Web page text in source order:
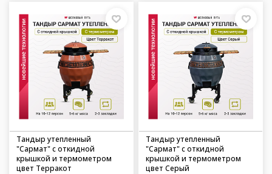
Тандыр утепленный
"Сармат" с откидной
крышкой и термометром
цвет Терракот
Тандыр утепленный
"Сармат" с откидной
крышкой и термометром
цвет Серый